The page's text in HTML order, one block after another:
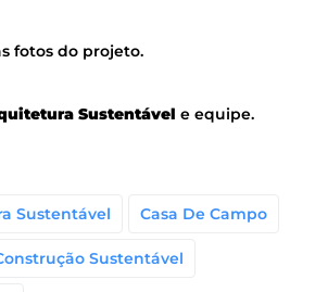
fotos do projeto.
Sustentável e equipe.
Sustentável Casa De Campo
Sustentável